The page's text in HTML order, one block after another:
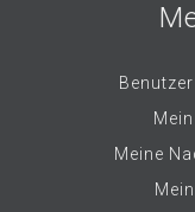
Meine